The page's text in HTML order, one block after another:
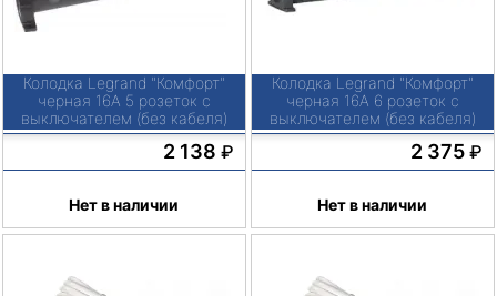
Колодка Legrand "Комфорт"
черная 16А 5 розеток с
выключателем (без кабеля)
2 138 ₽
Нет в наличии
Колодка Legrand "Комфорт"
черная 16А 6 розеток с
выключателем (без кабеля)
2 375 ₽
Нет в наличии